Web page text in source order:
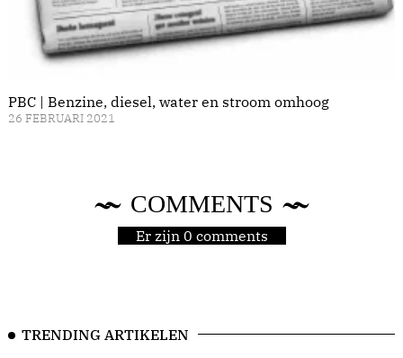
PBC | Benzine, diesel, water en stroom omhoog
26 FEBRUARI 2021
COMMENTS
Er zijn 0 comments
TRENDING ARTIKELEN